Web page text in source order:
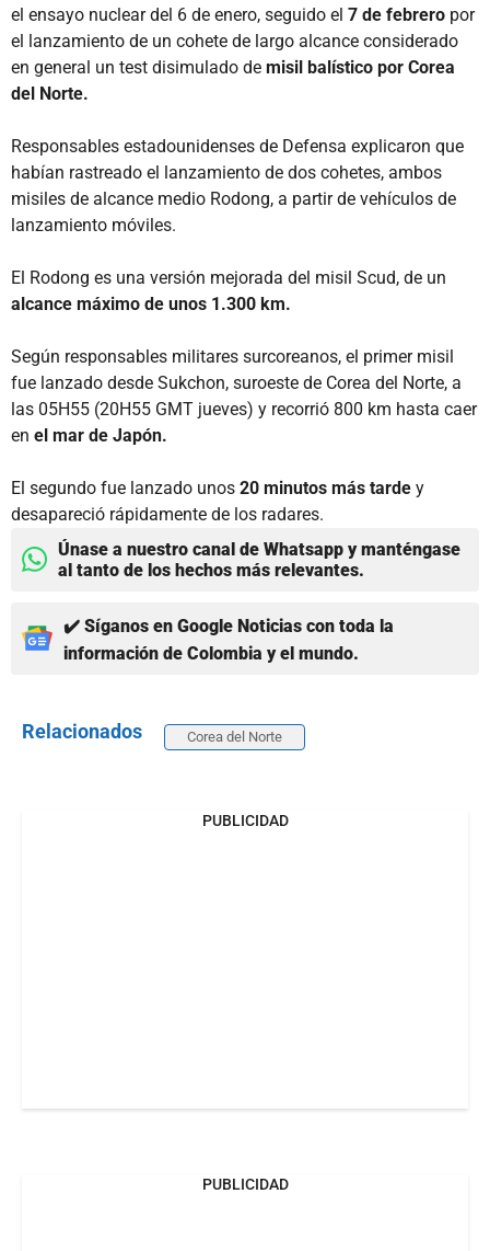
el ensayo nuclear del 6 de enero, seguido el 7 de febrero por
el lanzamiento de un cohete de largo alcance considerado
en general un test disimulado de misil balístico por Corea
del Norte.
Responsables estadounidenses de Defensa explicaron que
habían rastreado el lanzamiento de dos cohetes, ambos
misiles de alcance medio Rodong, a partir de vehículos de
lanzamiento móviles.
El Rodong es una versión mejorada del misil Scud, de un
alcance máximo de unos 1.300 km.
Según responsables militares surcoreanos, el primer misil
fue lanzado desde Sukchon, suroeste de Corea del Norte, a
las 05H55 (20H55 GMT jueves) y recorrió 800 km hasta caer
en el mar de Japón.
El segundo fue lanzado unos 20 minutos más tarde y
desapareció rápidamente de los radares.
Únase a nuestro canal de Whatsapp y manténgase
al tanto de los hechos más relevantes.
✔️ Síganos en Google Noticias con toda la
información de Colombia y el mundo.
Relacionados Corea del Norte
PUBLICIDAD
PUBLICIDAD